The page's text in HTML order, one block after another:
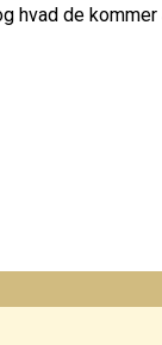
hvad de